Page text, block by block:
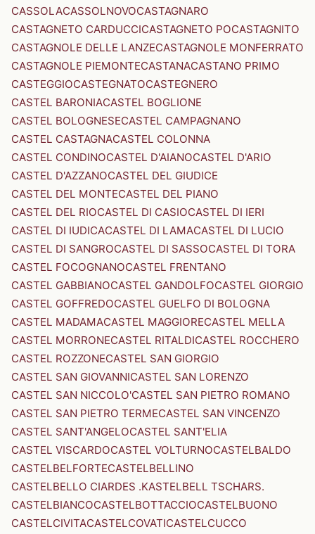
CASSOLACASSOLNOVOCASTAGNARO
CASTAGNETO CARDUCCICASTAGNETO POCASTAGNITO
CASTAGNOLE DELLE LANZECASTAGNOLE MONFERRATO
CASTAGNOLE PIEMONTECASTANACASTANO PRIMO
CASTEGGIOCASTEGNATOCASTEGNERO
CASTEL BARONIACASTEL BOGLIONE
CASTEL BOLOGNESECASTEL CAMPAGNANO
CASTEL CASTAGNACASTEL COLONNA
CASTEL CONDINOCASTEL D'AIANOCASTEL D'ARIO
CASTEL D'AZZANOCASTEL DEL GIUDICE
CASTEL DEL MONTECASTEL DEL PIANO
CASTEL DEL RIOCASTEL DI CASIOCASTEL DI IERI
CASTEL DI IUDICACASTEL DI LAMACASTEL DI LUCIO
CASTEL DI SANGROCASTEL DI SASSOCASTEL DI TORA
CASTEL FOCOGNANOCASTEL FRENTANO
CASTEL GABBIANOCASTEL GANDOLFOCASTEL GIORGIO
CASTEL GOFFREDOCASTEL GUELFO DI BOLOGNA
CASTEL MADAMACASTEL MAGGIORECASTEL MELLA
CASTEL MORRONECASTEL RITALDICASTEL ROCCHERO
CASTEL ROZZONECASTEL SAN GIORGIO
CASTEL SAN GIOVANNICASTEL SAN LORENZO
CASTEL SAN NICCOLO'CASTEL SAN PIETRO ROMANO
CASTEL SAN PIETRO TERMECASTEL SAN VINCENZO
CASTEL SANT'ANGELOCASTEL SANT'ELIA
CASTEL VISCARDOCASTEL VOLTURNOCASTELBALDO
CASTELBELFORTECASTELBELLINO
CASTELBELLO CIARDES .KASTELBELL TSCHARS.
CASTELBIANCOCASTELBOTTACCIOCASTELBUONO
CASTELCIVITACASTELCOVATICASTELCUCCO